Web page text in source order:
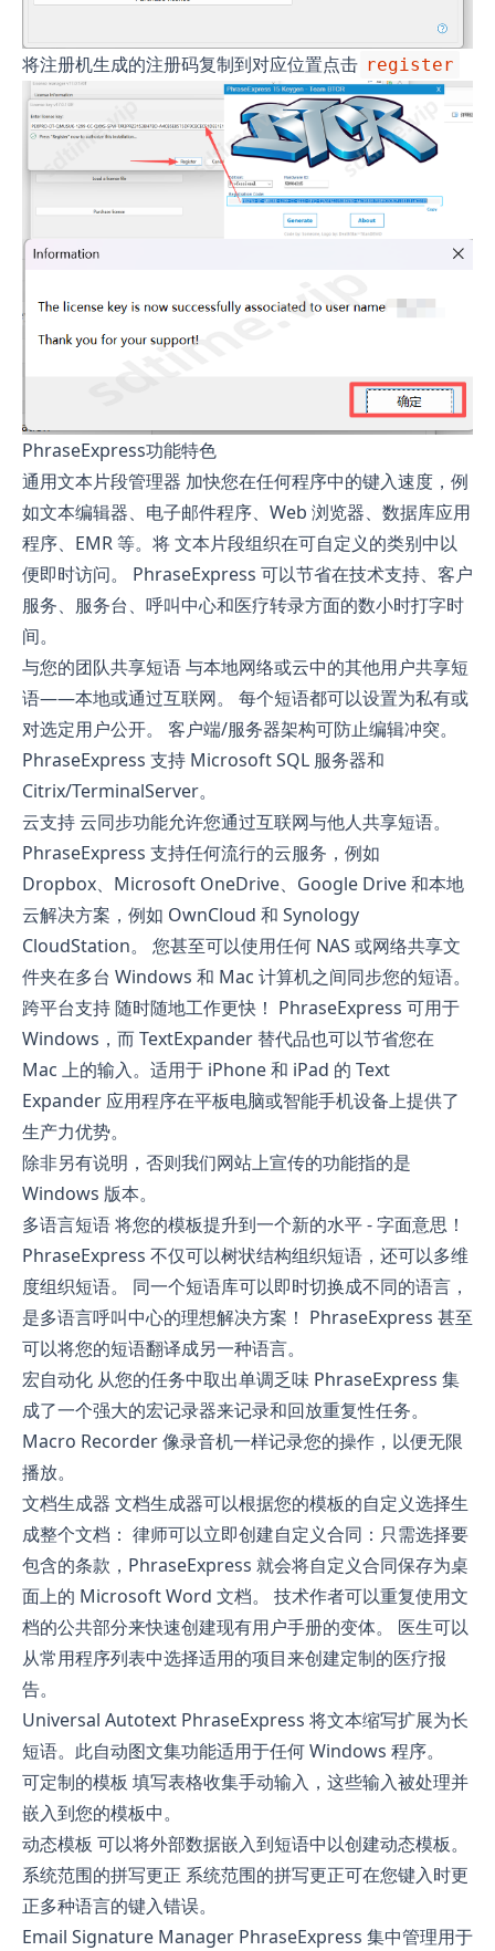
将注册机生成的注册码复制到对应位置点击 register
PhraseExpress功能特色
通用文本片段管理器 加快您在任何程序中的键入速度，例
如文本编辑器、电子邮件程序、Web 浏览器、数据库应用
程序、EMR 等。将 文本片段组织在可自定义的类别中以
便即时访问。 PhraseExpress 可以节省在技术支持、客户
服务、服务台、呼叫中心和医疗转录方面的数小时打字时
间。
与您的团队共享短语 与本地网络或云中的其他用户共享短
语——本地或通过互联网。 每个短语都可以设置为私有或
对选定用户公开。 客户端/服务器架构可防止编辑冲突。
PhraseExpress 支持 Microsoft SQL 服务器和
Citrix/TerminalServer。
云支持 云同步功能允许您通过互联网与他人共享短语。
PhraseExpress 支持任何流行的云服务，例如
Dropbox、Microsoft OneDrive、Google Drive 和本地
云解决方案，例如 OwnCloud 和 Synology
CloudStation。 您甚至可以使用任何 NAS 或网络共享文
件夹在多台 Windows 和 Mac 计算机之间同步您的短语。
跨平台支持 随时随地工作更快！ PhraseExpress 可用于
Windows，而 TextExpander 替代品也可以节省您在
Mac 上的输入。适用于 iPhone 和 iPad 的 Text
Expander 应用程序在平板电脑或智能手机设备上提供了
生产力优势。
除非另有说明，否则我们网站上宣传的功能指的是
Windows 版本。
多语言短语 将您的模板提升到一个新的水平 - 字面意思！
PhraseExpress 不仅可以树状结构组织短语，还可以多维
度组织短语。 同一个短语库可以即时切换成不同的语言，
是多语言呼叫中心的理想解决方案！ PhraseExpress 甚至
可以将您的短语翻译成另一种语言。
宏自动化 从您的任务中取出单调乏味 PhraseExpress 集
成了一个强大的宏记录器来记录和回放重复性任务。
Macro Recorder 像录音机一样记录您的操作，以便无限
播放。
文档生成器 文档生成器可以根据您的模板的自定义选择生
成整个文档： 律师可以立即创建自定义合同：只需选择要
包含的条款，PhraseExpress 就会将自定义合同保存为桌
面上的 Microsoft Word 文档。 技术作者可以重复使用文
档的公共部分来快速创建现有用户手册的变体。 医生可以
从常用程序列表中选择适用的项目来创建定制的医疗报
告。
Universal Autotext PhraseExpress 将文本缩写扩展为长
短语。此自动图文集功能适用于任何 Windows 程序。
可定制的模板 填写表格收集手动输入，这些输入被处理并
嵌入到您的模板中。
动态模板 可以将外部数据嵌入到短语中以创建动态模板。
系统范围的拼写更正 系统范围的拼写更正可在您键入时更
正多种语言的键入错误。
Email Signature Manager PhraseExpress 集中管理用于